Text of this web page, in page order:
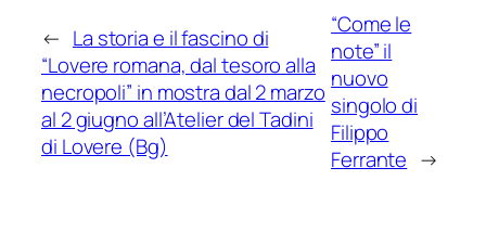
← La storia e il fascino di
“Lovere romana, dal tesoro alla
necropoli” in mostra dal 2 marzo
al 2 giugno all’Atelier del Tadini
di Lovere (Bg)
“Come le
note” il
nuovo
singolo di
Filippo
Ferrante →